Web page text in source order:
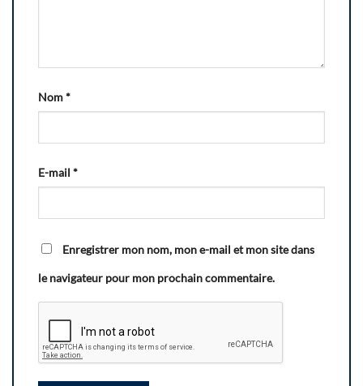
Nom*
E-mail *
Enregistrer mon nom, mon e-mail et mon site dans
le navigateur pour mon prochain commentaire.